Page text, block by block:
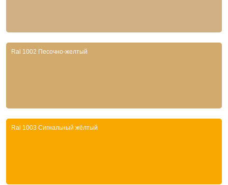
Ral 1002 Песочно-желтый
Ral 1003 Сигнальный жёлтый